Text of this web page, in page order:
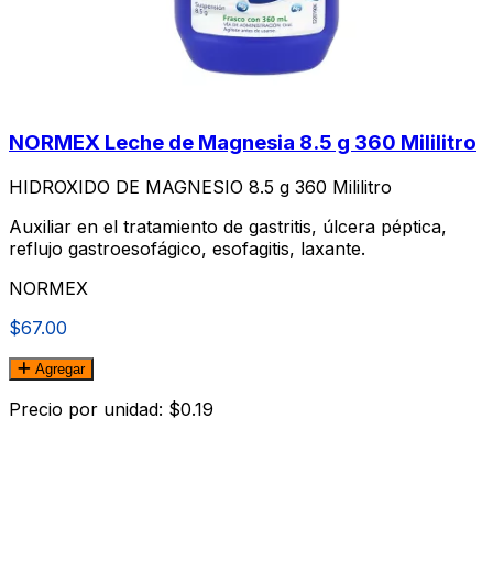
NORMEX Leche de Magnesia 8.5 g 360 Mililitro
HIDROXIDO DE MAGNESIO 8.5 g 360 Mililitro
Auxiliar en el tratamiento de gastritis, úlcera péptica,
reflujo gastroesofágico, esofagitis, laxante.
NORMEX
$67.00
Agregar
Precio por unidad: $0.19